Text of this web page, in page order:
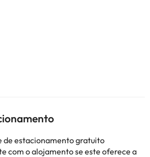
de estacionamento gratuito
com o alojamento se este oferece a